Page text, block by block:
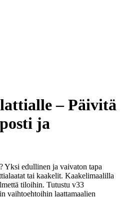
– Päivitä
ja
Yksi edullinen ja vaivaton tapa
tai kaakelit. Kaakelimaalilla
tiloihin. Tutustu v33
vaihtoehtoihin laattamaalien